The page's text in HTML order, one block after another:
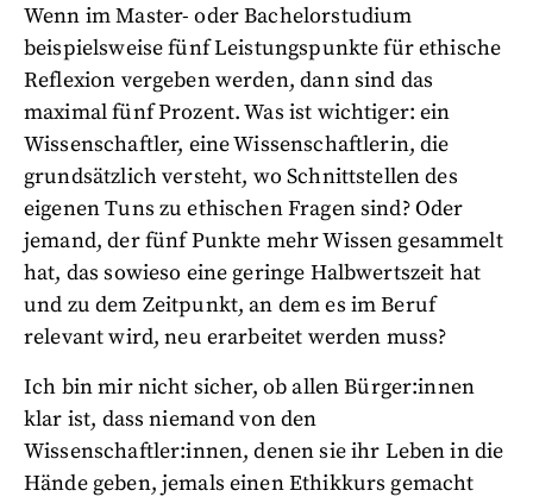
Wenn im Master- oder Bachelorstudium
beispielsweise fünf Leistungspunkte für ethische
Reflexion vergeben werden, dann sind das
maximal fünf Prozent. Was ist wichtiger: ein
Wissenschaftler, eine Wissenschaftlerin, die
grundsätzlich versteht, wo Schnittstellen des
eigenen Tuns zu ethischen Fragen sind? Oder
jemand, der fünf Punkte mehr Wissen gesammelt
hat, das sowieso eine geringe Halbwertszeit hat
und zu dem Zeitpunkt, an dem es im Beruf
relevant wird, neu erarbeitet werden muss?
Ich bin mir nicht sicher, ob allen Bürger:innen
klar ist, dass niemand von den
Wissenschaftler:innen, denen sie ihr Leben in die
Hände geben, jemals einen Ethikkurs gemacht